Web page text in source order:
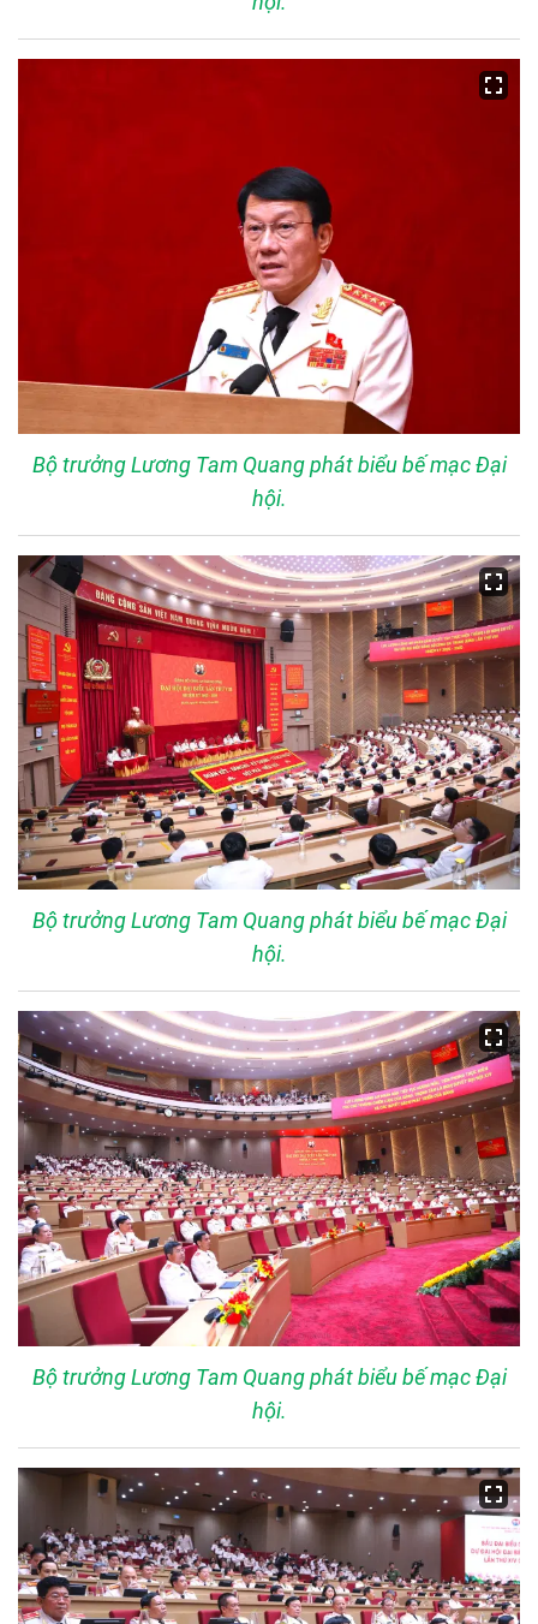
Bộ trưởng Lương Tam Quang phát biểu bế mạc Đại
hội.
Bộ trưởng Lương Tam Quang phát biểu bế mạc Đại
hội.
Bộ trưởng Lương Tam Quang phát biểu bế mạc Đại
hội.